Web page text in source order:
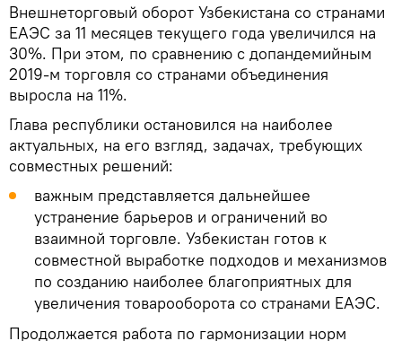
Внешнеторговый оборот Узбекистана со странами
ЕАЭС за 11 месяцев текущего года увеличился на
30%. При этом, по сравнению с допандемийным
2019-м торговля со странами объединения
выросла на 11%.
Глава республики остановился на наиболее
актуальных, на его взгляд, задачах, требующих
совместных решений:
важным представляется дальнейшее
устранение барьеров и ограничений во
взаимной торговле. Узбекистан готов к
совместной выработке подходов и механизмов
по созданию наиболее благоприятных для
увеличения товарооборота со странами ЕАЭС.
Продолжается работа по гармонизации норм